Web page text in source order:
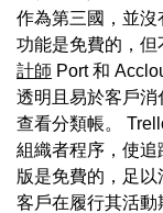
作為第三國，並
功能是免費的，但
計師 Port 和
透明且易於客戶
查看分類帳。
組織者程序，使
版是免費的，足
客戶在履行其活